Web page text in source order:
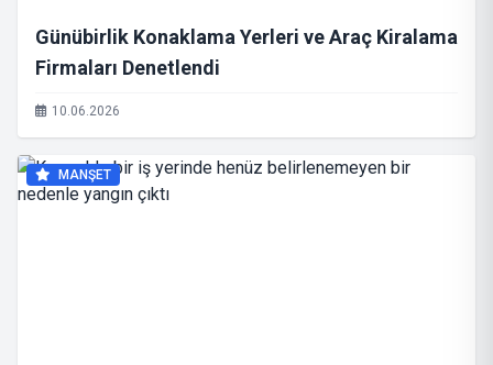
Günübirlik Konaklama Yerleri ve Araç Kiralama
Firmaları Denetlendi
10.06.2026
MANŞET